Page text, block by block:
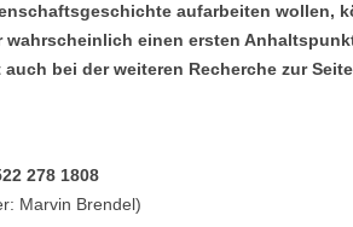
aufarbeiten wollen,
wahrscheinlich einen ersten
bei der weiteren Recherche zur
278 1808
Marvin Brendel)